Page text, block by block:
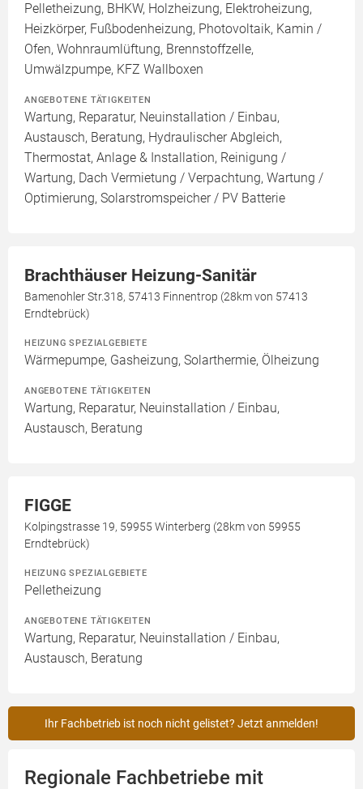
Pelletheizung, BHKW, Holzheizung, Elektroheizung,
Heizkörper, Fußbodenheizung, Photovoltaik, Kamin /
Ofen, Wohnraumlüftung, Brennstoffzelle,
Umwälzpumpe, KFZ Wallboxen
ANGEBOTENE TÄTIGKEITEN
Wartung, Reparatur, Neuinstallation / Einbau,
Austausch, Beratung, Hydraulischer Abgleich,
Thermostat, Anlage & Installation, Reinigung /
Wartung, Dach Vermietung / Verpachtung, Wartung /
Optimierung, Solarstromspeicher / PV Batterie
Brachthäuser Heizung-Sanitär
Bamenohler Str.318, 57413 Finnentrop (28km von 57413
Erndtebrück)
HEIZUNG SPEZIALGEBIETE
Wärmepumpe, Gasheizung, Solarthermie, Ölheizung
ANGEBOTENE TÄTIGKEITEN
Wartung, Reparatur, Neuinstallation / Einbau,
Austausch, Beratung
FIGGE
Kolpingstrasse 19, 59955 Winterberg (28km von 59955
Erndtebrück)
HEIZUNG SPEZIALGEBIETE
Pelletheizung
ANGEBOTENE TÄTIGKEITEN
Wartung, Reparatur, Neuinstallation / Einbau,
Austausch, Beratung
Ihr Fachbetrieb ist noch nicht gelistet? Jetzt anmelden!
Regionale Fachbetriebe mit